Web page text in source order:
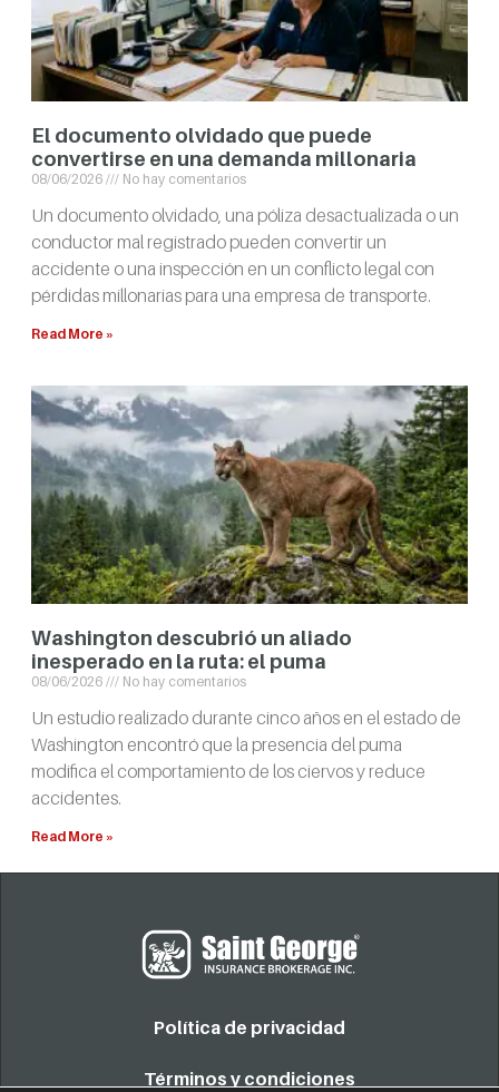
El documento olvidado que puede
convertirse en una demanda millonaria
08/06/2026 No hay comentarios
Un documento olvidado, una póliza desactualizada o un
conductor mal registrado pueden convertir un
accidente o una inspección en un conflicto legal con
pérdidas millonarias para una empresa de transporte.
Read More »
Washington descubrió un aliado
inesperado en la ruta: el puma
08/06/2026 No hay comentarios
Un estudio realizado durante cinco años en el estado de
Washington encontró que la presencia del puma
modifica el comportamiento de los ciervos y reduce
accidentes.
Read More »
Política de privacidad
Términos y condiciones